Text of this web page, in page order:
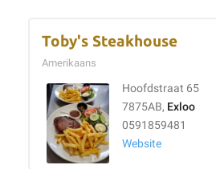
Toby's Steakhouse
Amerikaans
Hoofdstraat 65
7875AB, Exloo
0591859481
Website